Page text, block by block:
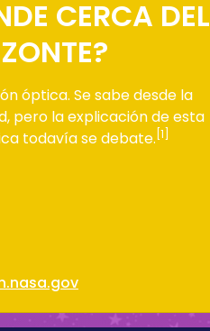
CERCA DEL
óptica. Se sabe desde la
pero la explicación de esta
todavía se debate. [1]